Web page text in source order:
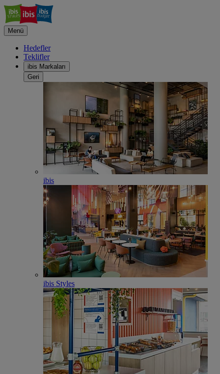
Menü
Hedefler
Teklifler
ibis Markaları
Geri
ibis
ibis Styles